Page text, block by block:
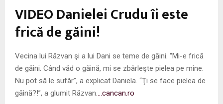
N
U
VIDEO Danielei Crudu îi este
frică de găini!
Vecina lui Răzvan şi a lui Dani se teme de găini. “Mi-e frică
de găini. Când văd o găină, mi se zbârleşte pielea pe mine.
Nu pot să le sufăr”, a explicat Daniela. “Ţi se face pielea de
găină?!”, a glumit Răzvan.
…cancan.ro